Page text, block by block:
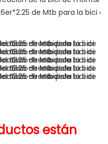
están